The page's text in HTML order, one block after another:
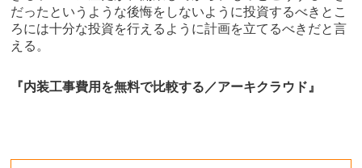
だったというような後悔をしないように投資するべきとこ
ろには十分な投資を行えるように計画を立てるべきだと言
える。
『内装工事費用を無料で比較する／アーキクラウド』